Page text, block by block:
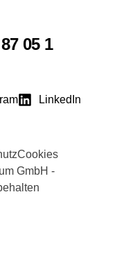
05 1
LinkedIn
GmbH -
Cookies